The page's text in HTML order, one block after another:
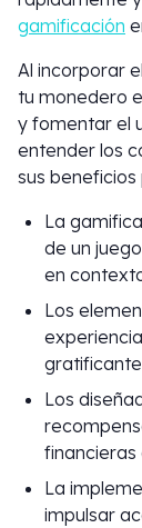
gamificación
Al incorporar
tu monedero
y fomentar el
entender los
sus
La
de un
en
Los
Los
financieras
La
impulsar